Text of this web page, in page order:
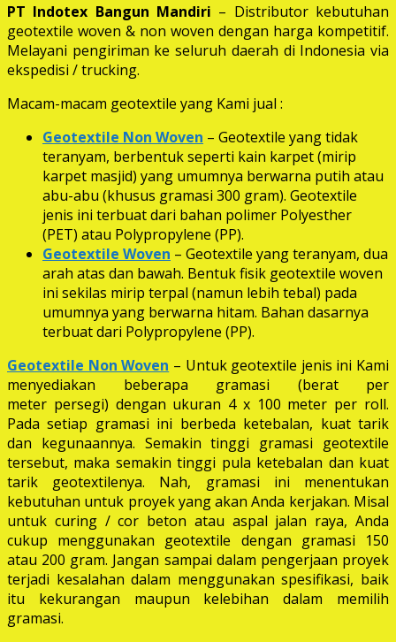
PT Indotex Bangun Mandiri – Distributor kebutuhan
geotextile woven & non woven dengan harga kompetitif.
Melayani pengiriman ke seluruh daerah di Indonesia via
ekspedisi / trucking.
Macam-macam geotextile yang Kami jual :
Geotextile Non Woven – Geotextile yang tidak
teranyam, berbentuk seperti kain karpet (mirip
karpet masjid) yang umumnya berwarna putih atau
abu-abu (khusus gramasi 300 gram). Geotextile
jenis ini terbuat dari bahan polimer Polyesther
(PET) atau Polypropylene (PP).
Geotextile Woven – Geotextile yang teranyam, dua
arah atas dan bawah. Bentuk fisik geotextile woven
ini sekilas mirip terpal (namun lebih tebal) pada
umumnya yang berwarna hitam. Bahan dasarnya
terbuat dari Polypropylene (PP).
Geotextile Non Woven – Untuk geotextile jenis ini Kami
menyediakan beberapa gramasi (berat per
meter persegi) dengan ukuran 4 x 100 meter per roll.
Pada setiap gramasi ini berbeda ketebalan, kuat tarik
dan kegunaannya. Semakin tinggi gramasi geotextile
tersebut, maka semakin tinggi pula ketebalan dan kuat
tarik geotextilenya. Nah, gramasi ini menentukan
kebutuhan untuk proyek yang akan Anda kerjakan. Misal
untuk curing / cor beton atau aspal jalan raya, Anda
cukup menggunakan geotextile dengan gramasi 150
atau 200 gram. Jangan sampai dalam pengerjaan proyek
terjadi kesalahan dalam menggunakan spesifikasi, baik
itu kekurangan maupun kelebihan dalam memilih
gramasi.